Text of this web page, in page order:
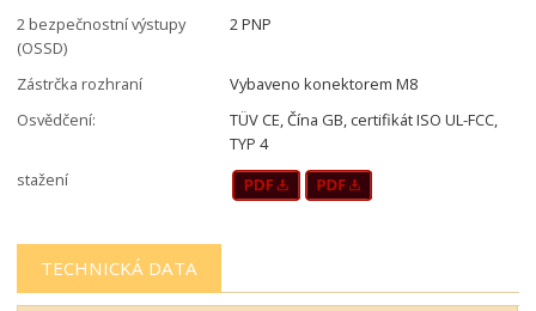
2 bezpečnostní výstupy
(OSSD)
2 PNP
Zástrčka rozhraní
Vybaveno konektorem M8
Osvědčení:
TÜV CE, Čína GB, certifikát ISO UL-FCC,
TYP 4
stažení
TECHNICKÁ DATA